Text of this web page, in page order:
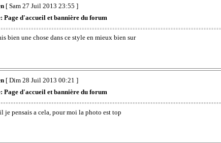
[ Sam 27 Juil 2013 23:55 ]
Page d'accueil et bannière du forum
bien une chose dans ce style en mieux bien sur
[ Dim 28 Juil 2013 00:21 ]
Page d'accueil et bannière du forum
je pensais a cela, pour moi la photo est top